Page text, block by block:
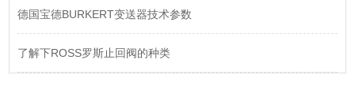
德国宝德BURKERT变送器技术参数
了解下ROSS罗斯止回阀的种类